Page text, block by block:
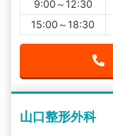
9:00～12:30
15:00～18:30
山口整形外科